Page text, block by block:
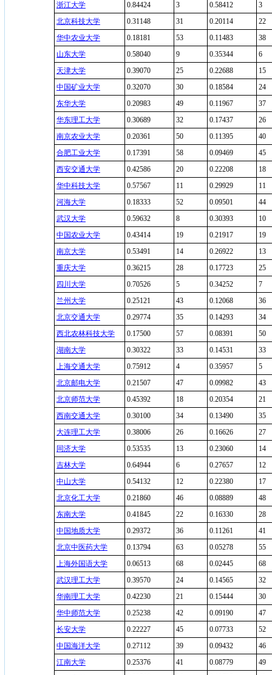
浙江大学
0.84424 3 0.58412
3
北京科技大学
0.31148 31 0.20114
22
华中农业大学
0.18181 53 0.11483
38
山东大学
0.58040 9 0.35344
6
天津大学
0.39070 25 0.22688
15
中国矿业大学
0.32070 30 0.18584
24
东华大学
0.20983 49 0.11967
37
华东理工大学
0.30689 32 0.17437
26
南京农业大学
0.20361 50 0.11395
40
合肥工业大学
0.17391 58 0.09469
45
西安交通大学
0.42586 20 0.22208
18
华中科技大学
0.57567 11 0.29929
11
河海大学
0.18333 52 0.09501
44
武汉大学
0.59632 8 0.30393
10
中国农业大学
0.43414 19 0.21917
19
南京大学
0.53491 14 0.26922
13
重庆大学
0.36215 28 0.17723
25
四川大学
0.70526 5 0.34252
7
兰州大学
0.25121 43 0.12068
36
北京交通大学
0.29774 35 0.14293
34
西北农林科技大学
0.17500 57 0.08391
50
湖南大学
0.30322 33 0.14531
33
上海交通大学
0.75912 4 0.35957
5
北京邮电大学
0.21507 47 0.09982
43
北京师范大学
0.45392 18 0.20354
21
西南交通大学
0.30100 34 0.13490
35
大连理工大学
0.38006 26 0.16626
27
同济大学
0.53535 13 0.23060
14
吉林大学
0.64944 6 0.27657
12
中山大学
0.54132 12 0.22380
17
北京化工大学
0.21860 46 0.08889
48
东南大学
0.41845 22 0.16330
28
中国地质大学
0.29372 36 0.11261
41
北京中医药大学
0.13794 63 0.05278
55
上海外国语大学
0.06513 68 0.02445
68
武汉理工大学
0.39570 24 0.14565
32
华南理工大学
0.42230 21 0.15444
30
华中师范大学
0.25238 42 0.09190
47
长安大学
0.22227 45 0.07733
52
中国海洋大学
0.27112 39 0.09432
46
江南大学
0.25376 41 0.08779
49